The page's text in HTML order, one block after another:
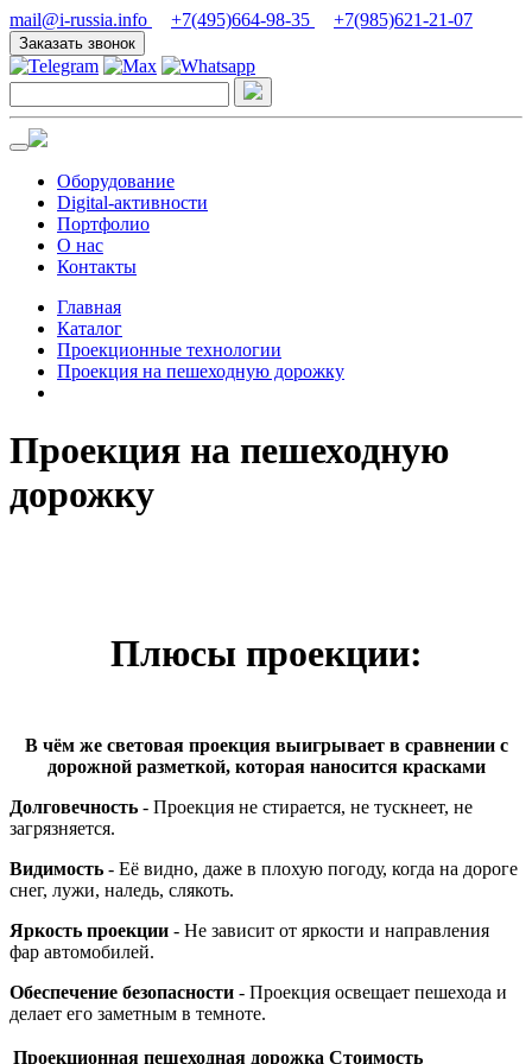
mail@i-russia.info +7(495)664-98-35 +7(985)621-21-07
Заказать звонок
Оборудование
Digital-активности
Портфолио
О нас
Контакты
Главная
Каталог
Проекционные технологии
Проекция на пешеходную дорожку
Проекция на пешеходную
дорожку
Плюсы проекции:
В чём же световая проекция выигрывает в сравнении с
дорожной разметкой, которая наносится красками
Долговечность - Проекция не стирается, не тускнеет, не
загрязняется.
Видимость - Её видно, даже в плохую погоду, когда на дороге
снег, лужи, наледь, слякоть.
Яркость проекции - Не зависит от яркости и направления
фар автомобилей.
Обеспечение безопасности - Проекция освещает пешехода и
делает его заметным в темноте.
Проекционная пешеходная дорожка Стоимость